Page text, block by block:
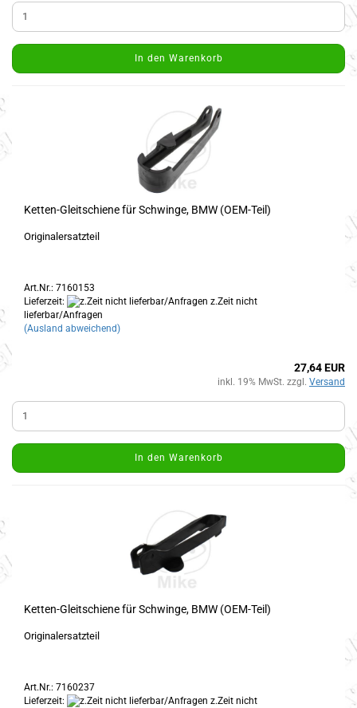
In den Warenkorb
Ketten-Gleitschiene für Schwinge, BMW (OEM-Teil)
Originalersatzteil
Art.Nr.: 7160153
Lieferzeit:
z.Zeit nicht
lieferbar/Anfragen
(Ausland abweichend)
27,64 EUR
inkl. 19% MwSt. zzgl. Versand
In den Warenkorb
Ketten-Gleitschiene für Schwinge, BMW (OEM-Teil)
Originalersatzteil
Art.Nr.: 7160237
Lieferzeit:
z.Zeit nicht